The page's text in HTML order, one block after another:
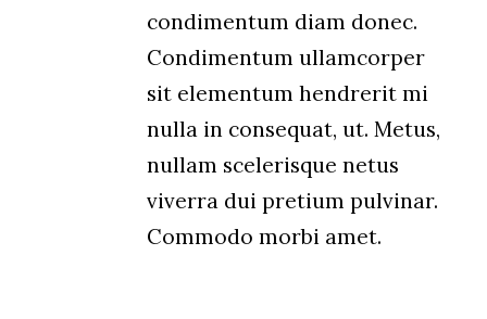
condimentum diam donec.
Condimentum ullamcorper
sit elementum hendrerit mi
nulla in consequat, ut. Metus,
nullam scelerisque netus
viverra dui pretium pulvinar.
Commodo morbi amet.